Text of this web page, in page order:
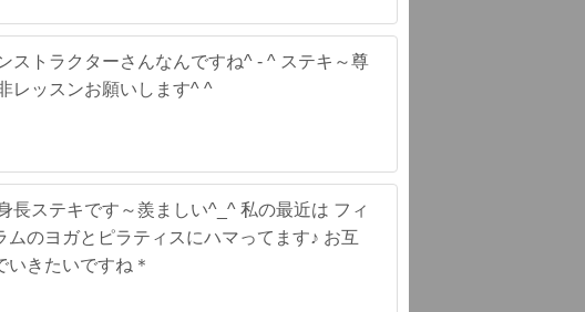
ストラクターさんなんですね^ - ^ ステキ～尊
レッスンお願いします^ ^
ステキです～羨ましい^_^ 私の最近は フィ
のヨガとピラティスにハマってます♪ お互
きたいですね＊